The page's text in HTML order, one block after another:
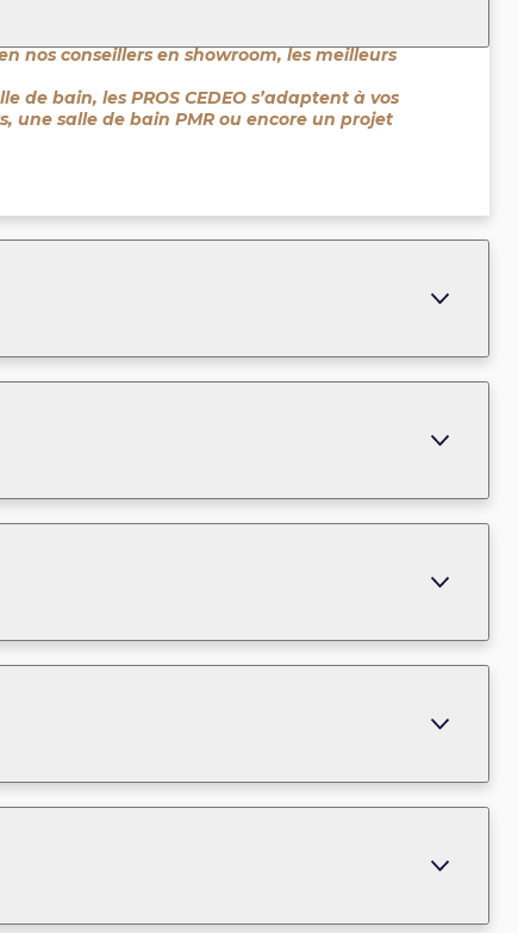
nos conseillers en showroom, les meilleurs
bain, les PROS CEDEO s’adaptent à vos
une salle de bain PMR ou encore un projet